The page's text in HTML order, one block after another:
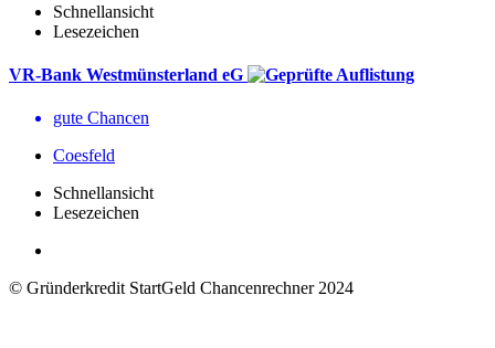
Schnellansicht
Lesezeichen
VR-Bank Westmünsterland eG
gute Chancen
Coesfeld
Schnellansicht
Lesezeichen
© Gründerkredit StartGeld Chancenrechner 2024